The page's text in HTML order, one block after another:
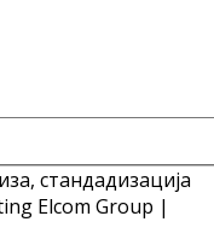
стандадизација
Elcom Group |